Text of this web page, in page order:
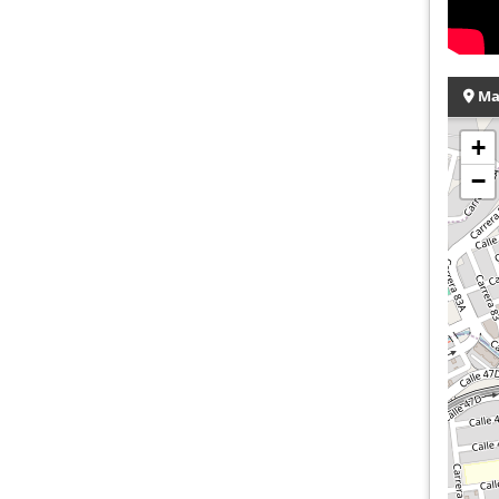
+
−